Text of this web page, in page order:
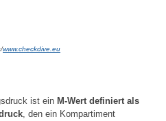
www.checkdive.eu
ist ein M-Wert definiert als
, den ein Kompartiment